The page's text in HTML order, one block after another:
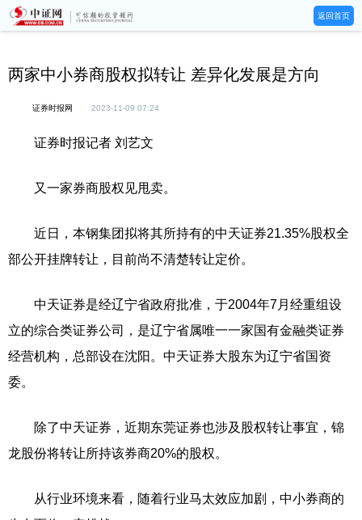
返回首页
两家中小券商股权拟转让 差异化发展是方向
证券时报网 2023-11-09 07:24
证券时报记者 刘艺文
又一家券商股权见甩卖。
近日，本钢集团拟将其所持有的中天证券21.35%股权全
部公开挂牌转让，目前尚不清楚转让定价。
中天证券是经辽宁省政府批准，于2004年7月经重组设
立的综合类证券公司，是辽宁省属唯一一家国有金融类证券
经营机构，总部设在沈阳。中天证券大股东为辽宁省国资
委。
除了中天证券，近期东莞证券也涉及股权转让事宜，锦
龙股份将转让所持该券商20%的股权。
从行业环境来看，随着行业马太效应加剧，中小券商的